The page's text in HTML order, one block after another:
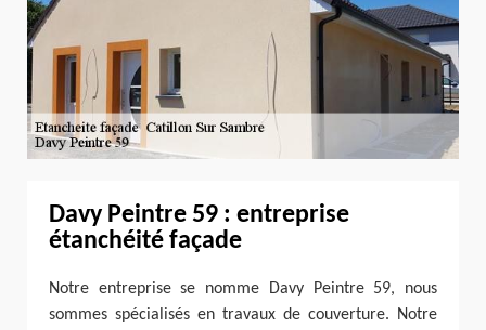
Davy Peintre 59 : entreprise
étanchéité façade
Notre entreprise se nomme Davy Peintre 59, nous
sommes spécialisés en travaux de couverture. Notre